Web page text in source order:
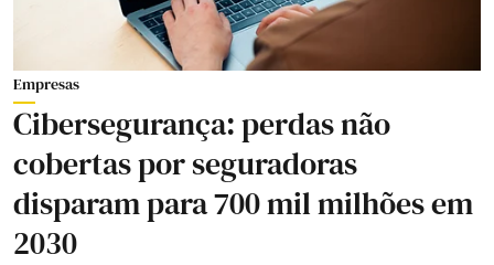
Empresas
Cibersegurança: perdas não
cobertas por seguradoras
disparam para 700 mil milhões em
2030